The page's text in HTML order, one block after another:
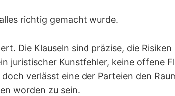
richtig gemacht wurde.
Die Klauseln sind präzise, die
juristischer Kunstfehler, keine offene
verlässt eine der Parteien den
worden zu sein.